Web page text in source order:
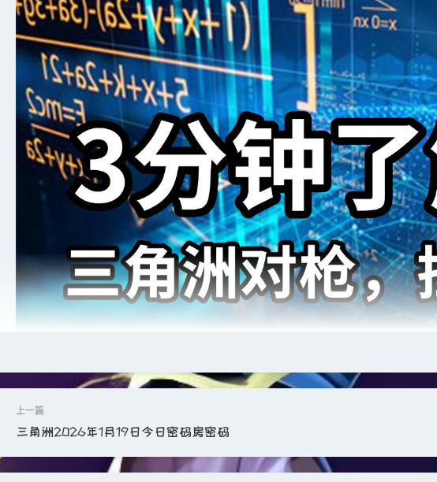
三角洲2026年1月19日今日密码房密码